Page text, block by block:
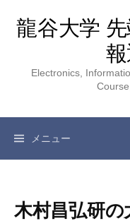
龍谷大学
Electronics,
メニュー
木村昌弘研の